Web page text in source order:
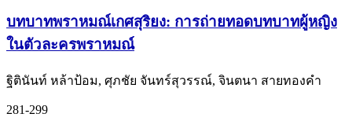
บทบาทพราหมณ์เกศสุริยง: การถ่ายทอดบทบาทผู้หญิง
ในตัวละครพราหมณ์
ฐิตินันท์ หล้าป้อม, ศุภชัย จันทร์สุวรรณ์, จินตนา สายทองคำ
281-299